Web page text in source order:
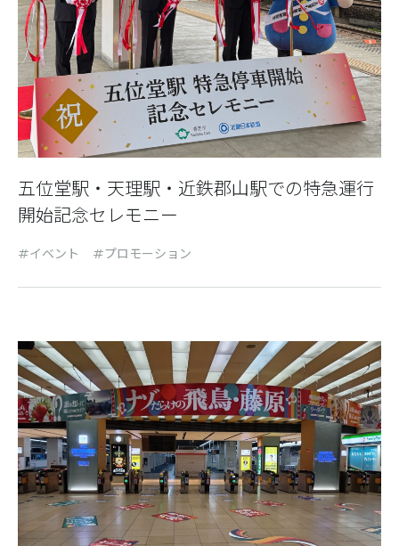
五位堂駅・天理駅・近鉄郡山駅での特急運行
開始記念セレモニー
イベント プロモーション